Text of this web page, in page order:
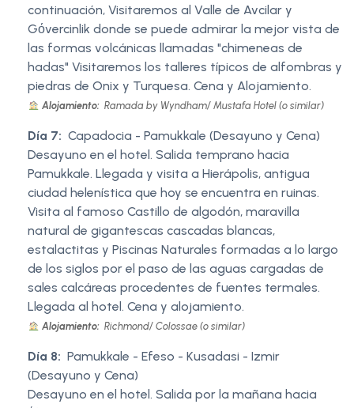
continuación, Visitaremos al Valle de Avcilar y
Gόvercinlik donde se puede admirar la mejor vista de
las formas volcánicas llamadas "chimeneas de
hadas" Visitaremos los talleres típicos de alfombras y
piedras de Onix y Turquesa. Cena y Alojamiento.
Alojamiento: Ramada by Wyndham/ Mustafa Hotel (o similar)
Día 7: Capadocia - Pamukkale (Desayuno y Cena)
Desayuno en el hotel. Salida temprano hacia
Pamukkale. Llegada y visita a Hierápolis, antigua
ciudad helenística que hoy se encuentra en ruinas.
Visita al famoso Castillo de algodón, maravilla
natural de gigantescas cascadas blancas,
estalactitas y Piscinas Naturales formadas a lo largo
de los siglos por el paso de las aguas cargadas de
sales calcáreas procedentes de fuentes termales.
Llegada al hotel. Cena y alojamiento.
Alojamiento: Richmond/ Colossae (o similar)
Día 8: Pamukkale - Efeso - Kusadasi - Izmir
(Desayuno y Cena)
Desayuno en el hotel. Salida por la mañana hacia